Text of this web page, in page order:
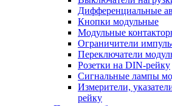
Дифференциальные
Кнопки модульные
Модульные
Ограничители
Переключатели
Розетки на DIN-рейку
Сигнальные лампы
Измерители,
рейку